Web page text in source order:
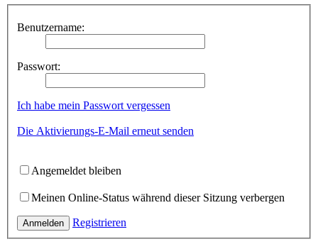
Benutzername:
Passwort:
Ich habe mein Passwort vergessen
Die Aktivierungs-E-Mail erneut senden
Angemeldet bleiben
Meinen Online-Status während dieser Sitzung verbergen
Anmelden Registrieren